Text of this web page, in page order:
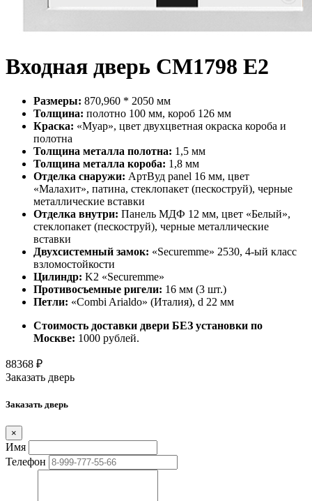
Входная дверь СМ1798 Е2
Размеры: 870,960 * 2050 мм
Толщина: полотно 100 мм, короб 126 мм
Краска: «Муар», цвет двухцветная окраска короба и
полотна
Толщина металла полотна: 1,5 мм
Толщина металла короба: 1,8 мм
Отделка снаружи: АртВуд panel 16 мм, цвет
«Малахит», патина, стеклопакет (пескоструй), черные
металлические вставки
Отделка внутри: Панель МДФ 12 мм, цвет «Белый»,
стеклопакет (пескоструй), черные металлические
вставки
Двухсистемный замок: «Securemme» 2530, 4-ый класс
взломостойкости
Цилиндр: K2 «Securemme»
Противосъемные ригели: 16 мм (3 шт.)
Петли: «Combi Arialdo» (Италия), d 22 мм
Стоимость доставки двери БЕЗ установки по
Москве: 1000 рублей.
88368 ₽
Заказать дверь
Заказать дверь
×
Имя
Телефон